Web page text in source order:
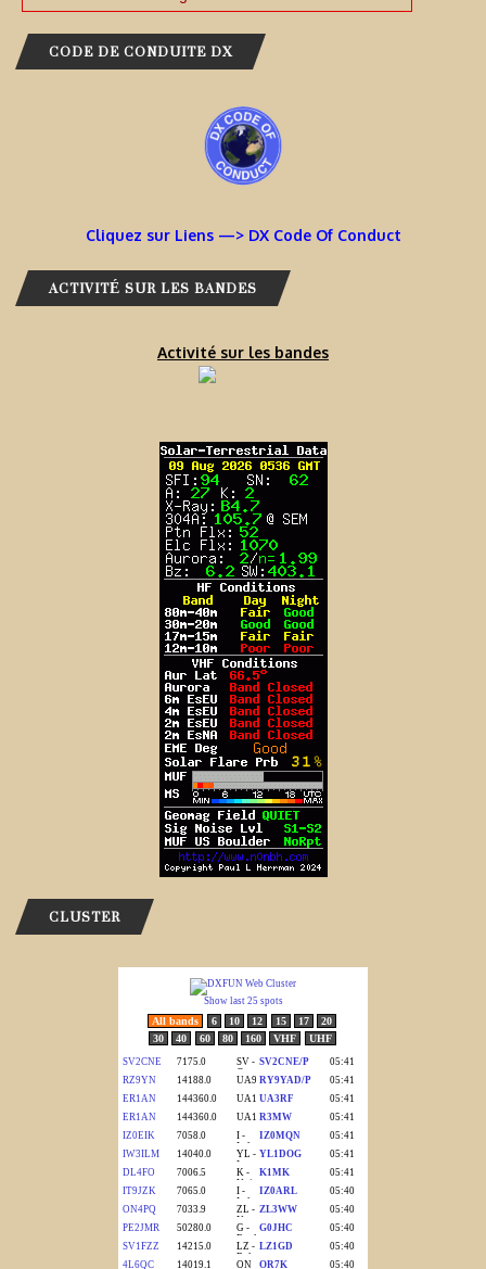
CODE DE CONDUITE DX
Cliquez sur Liens —> DX Code Of Conduct
ACTIVITÉ SUR LES BANDES
Activité sur les bandes
CLUSTER